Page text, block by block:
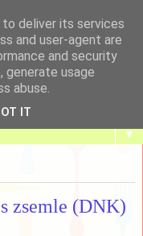
▼
zsemle (DNK)
deliver its services
and user-agent are
and security
generate usage
abuse.
IT